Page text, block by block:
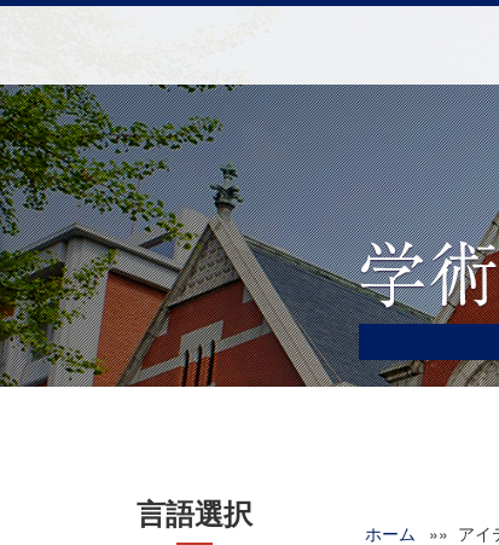
言語選択
ホーム »» アイ